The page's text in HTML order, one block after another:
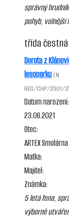
správný
pohyb, volnější
třída čestná
Dorota z
lesoparku (N
REG/CHP/2301/
Datum narození:
23.06.2021
Otec:
ARTEX Smolárna
Matka:
Majitel:
Známka:
5 letá fena,
výborně